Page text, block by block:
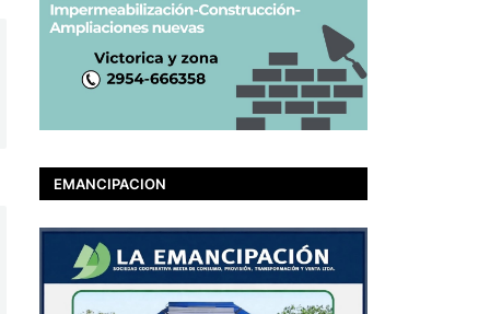
EMANCIPACION